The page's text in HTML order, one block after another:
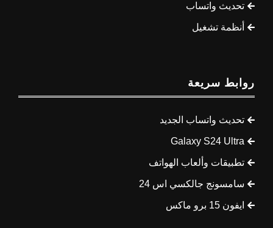
تحديث واتساب
أنظمة تشغيل
روابط سريعة
تحديث واتساب الجديد
Galaxy S24 Ultra
تطبيقات وألعاب الهواتف
سامسونج جالكسي اس 24
ايفون 15 برو ماكس